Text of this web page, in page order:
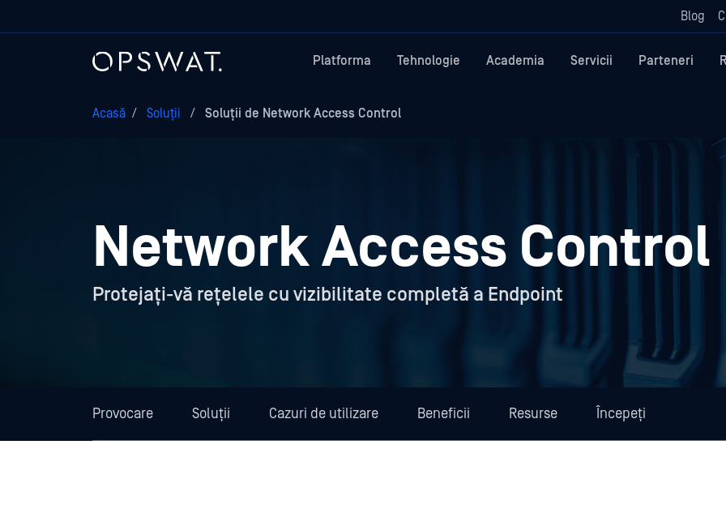
Blog
Platforma Tehnologie Academia Servicii Parteneri
Acasă / Soluții / Soluții de Network Access Control
Network Access Control
Protejați-vă rețelele cu vizibilitate completă a Endpoint
Provocare Soluții Cazuri de utilizare Beneficii Resurse Începeți